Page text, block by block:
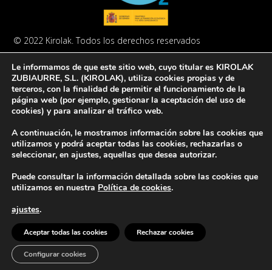
© 2022 Kirolak. Todos los derechos reservados
Europar Batasunak finantzatua – NextGeneration EU
Le informamos de que este sitio web, cuyo titular es KIROLAK
ZUBIAURRE, S.L. (KIROLAK), utiliza cookies propias y de
terceros, con la finalidad de permitir el funcionamiento de la
página web (por ejemplo, gestionar la aceptación del uso de
cookies) y para analizar el tráfico web.
A continuación, le mostramos información sobre las cookies que
utilizamos y podrá aceptar todas las cookies, rechazarlas o
seleccionar, en ajustes, aquellas que desea autorizar.
Puede consultar la información detallada sobre las cookies que
utilizamos en nuestra Política de cookies.
ajustes.
Aceptar todas las cookies Rechazar cookies
Configurar cookies